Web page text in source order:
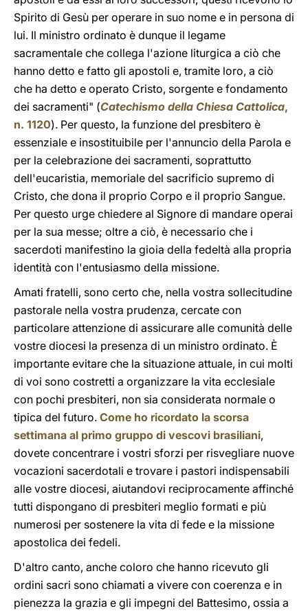
Spirito di Gesù per operare in suo nome e in persona di
lui. Il ministro ordinato è dunque il legame
sacramentale che collega l'azione liturgica a ciò che
hanno detto e fatto gli apostoli e, tramite loro, a ciò
che ha detto e operato Cristo, sorgente e fondamento
dei sacramenti" (Catechismo della Chiesa Cattolica,
n. 1120). Per questo, la funzione del presbitero è
essenziale e insostituibile per l'annuncio della Parola e
per la celebrazione dei sacramenti, soprattutto
dell'eucaristia, memoriale del sacrificio supremo di
Cristo, che dona il proprio Corpo e il proprio Sangue.
Per questo urge chiedere al Signore di mandare operai
per la sua messe; oltre a ciò, è necessario che i
sacerdoti manifestino la gioia della fedeltà alla propria
identità con l'entusiasmo della missione.
Amati fratelli, sono certo che, nella vostra sollecitudine
pastorale nella vostra prudenza, cercate con
particolare attenzione di assicurare alle comunità delle
vostre diocesi la presenza di un ministro ordinato. È
importante evitare che la situazione attuale, in cui molti
di voi sono costretti a organizzare la vita ecclesiale
con pochi presbiteri, non sia considerata normale o
tipica del futuro. Come ho ricordato la scorsa
settimana al primo gruppo di vescovi brasiliani,
dovete concentrare i vostri sforzi per risvegliare nuove
vocazioni sacerdotali e trovare i pastori indispensabili
alle vostre diocesi, aiutandovi reciprocamente affinché
tutti dispongano di presbiteri meglio formati e più
numerosi per sostenere la vita di fede e la missione
apostolica dei fedeli.
D'altro canto, anche coloro che hanno ricevuto gli
ordini sacri sono chiamati a vivere con coerenza e in
pienezza la grazia e gli impegni del Battesimo, ossia a